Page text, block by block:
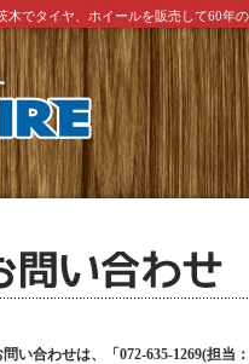
でタイヤ、ホイールを販売して60年
い合わせは、「072-635-1269(担当